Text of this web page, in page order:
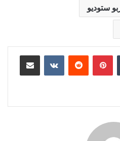
ستوديو
بينتيريست مشاركة عبر البريد